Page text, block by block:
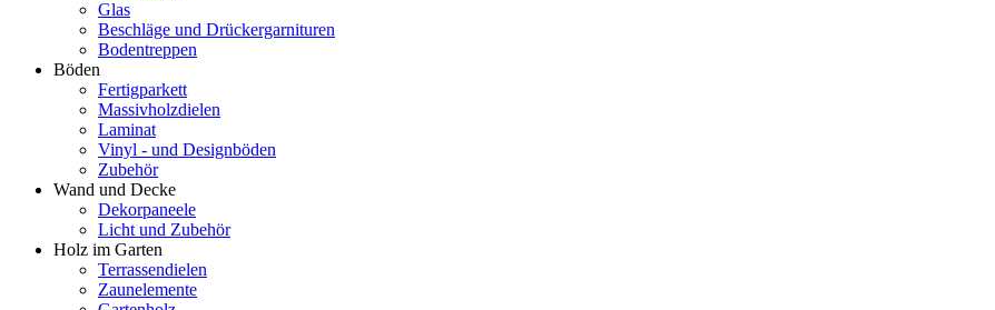
Glas
Beschläge und Drückergarnituren
Bodentreppen
Böden
Fertigparkett
Massivholzdielen
Laminat
Vinyl - und Designböden
Zubehör
Wand und Decke
Dekorpaneele
Licht und Zubehör
Holz im Garten
Terrassendielen
Zaunelemente